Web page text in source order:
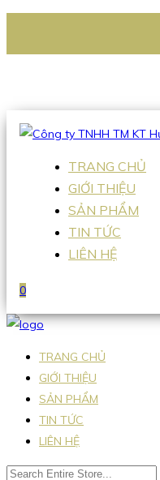
Hotline:0938 336 079
TRANG CHỦ
GIỚI THIỆU
SẢN PHẨM
TIN TỨC
LIÊN HỆ
0
TRANG CHỦ
GIỚI THIỆU
SẢN PHẨM
TIN TỨC
LIÊN HỆ